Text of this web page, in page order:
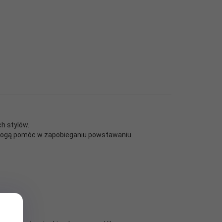
stylów.
pomóc w zapobieganiu powstawaniu